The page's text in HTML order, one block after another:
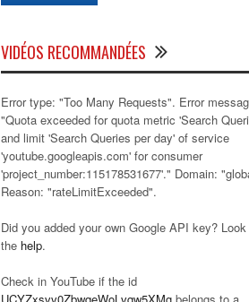
VIDÉOS RECOMMANDÉES
Error type: "Too Many Requests". Error
"Quota exceeded for quota metric 'Search
and limit 'Search Queries per day' of service
'youtube.googleapis.com' for consumer
'project_number:115178531677'." Domain:
Reason: "rateLimitExceeded".
Did you added your own Google API key?
the help.
Check in YouTube if the id
UCYZxsvv0ZbwqeWoLvqw5XMg belongs to a